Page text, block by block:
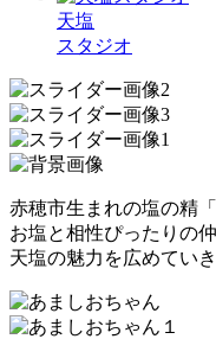
天塩
スタジオ
赤穂市生まれの塩の精
お塩と相性ぴったりの
天塩の魅力を広めていき